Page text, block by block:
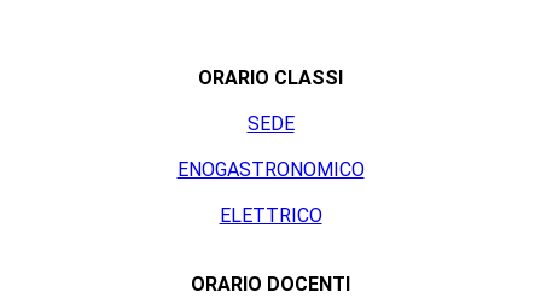
ORARIO CLASSI
SEDE
ENOGASTRONOMICO
ELETTRICO
ORARIO DOCENTI